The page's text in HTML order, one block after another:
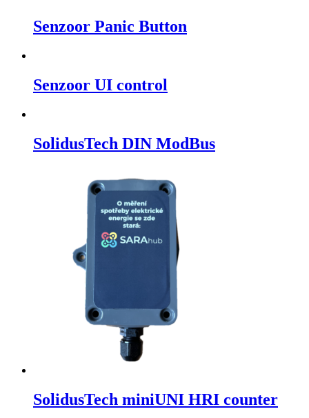
Senzoor Panic Button
Senzoor UI control
SolidusTech DIN ModBus
SolidusTech miniUNI HRI counter